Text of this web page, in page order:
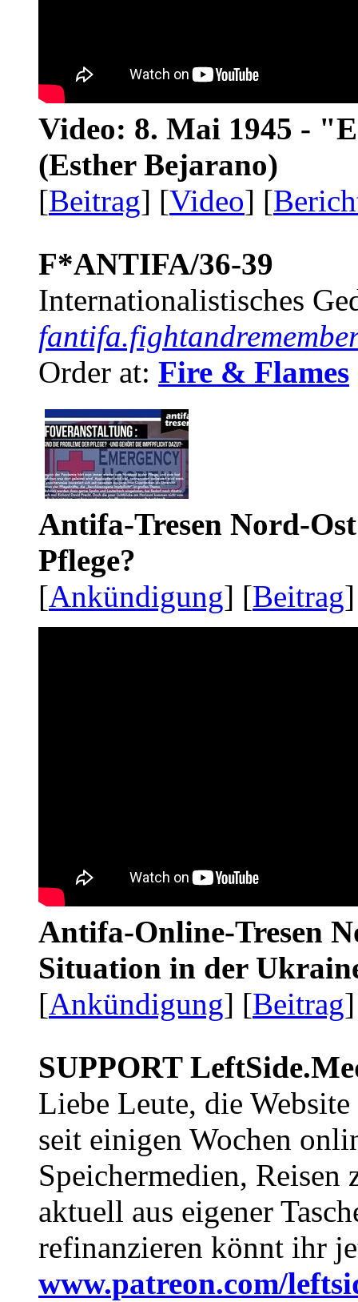
Video: 8. Mai 1945 -
(Esther Bejarano)
[Beitrag] [Video] [
F*ANTIFA/36-39
Internationalistisches
Order at: Fire & Flames
Antifa-Tresen Nord-
Pflege?
[Ankündigung] [Beitrag
Antifa-Online-Tresen
Situation in der
[Ankündigung] [Beitrag
SUPPORT
Liebe Leute, die Website
seit einigen Wochen
Speichermedien, Reisen
aktuell aus eigener
refinanzieren könnt ihr
www.patreon.com/